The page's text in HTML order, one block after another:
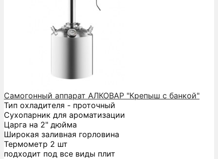
Самогонный аппарат АЛКОВАР "Крепыш с банкой"
Тип охладителя - проточный
Сухопарник для ароматизации
Царга на 2" дюйма
Широкая заливная горловина
Термометр 2 шт
подходит под все виды плит